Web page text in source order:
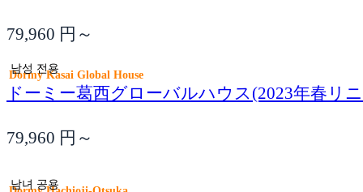
79,960 円～
남성 전용
Dormy Kasai Global House
ドーミー葛西グローバルハウス(2023年春リ
79,960 円～
남녀 공용